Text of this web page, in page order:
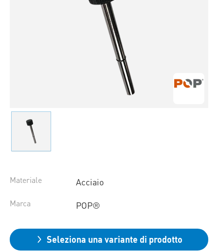
Materiale Acciaio
Marca POP®
Seleziona una variante di prodotto